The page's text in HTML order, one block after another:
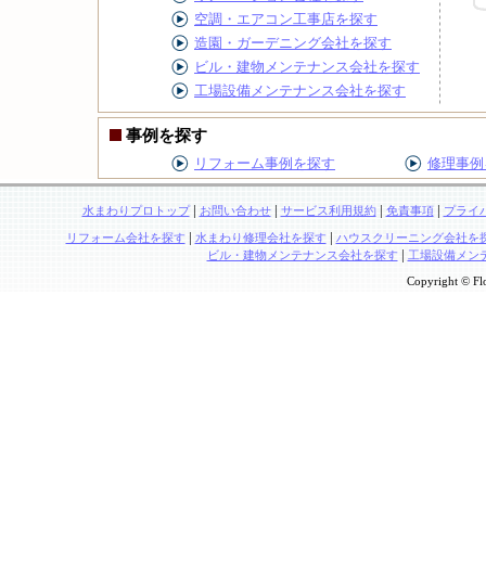
空調・エアコン工事店を探す
造園・ガーデニング会社を探す
ビル・建物メンテナンス会社を探す
工場設備メンテナンス会社を探す
事例を探す
リフォーム事例を探す 修理事
水まわりプロトップ| お問い合わせ| サービス利用規約| 免責事項| プライ
リフォーム会社を探す | 水まわり修理会社を探す | ハウスクリーニング会社を
ビル・建物メンテナンス会社を探す| 工場設備メン
Copyright ©